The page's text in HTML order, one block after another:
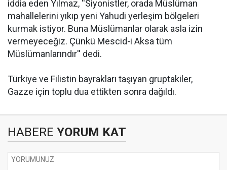
iddia eden Yılmaz, ''Siyonistler, orada Müslüman
mahallelerini yıkıp yeni Yahudi yerleşim bölgeleri
kurmak istiyor. Buna Müslümanlar olarak asla izin
vermeyeceğiz. Çünkü Mescid-i Aksa tüm
Müslümanlarındır'' dedi.
Türkiye ve Filistin bayrakları taşıyan gruptakiler,
Gazze için toplu dua ettikten sonra dağıldı.
HABERE YORUM KAT